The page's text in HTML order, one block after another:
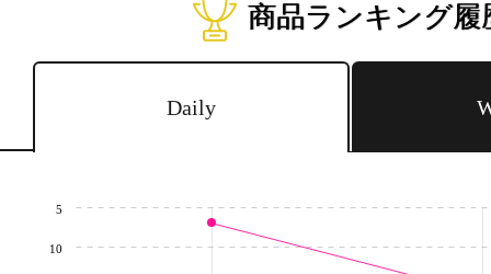
商品ランキング履
Daily
5
10